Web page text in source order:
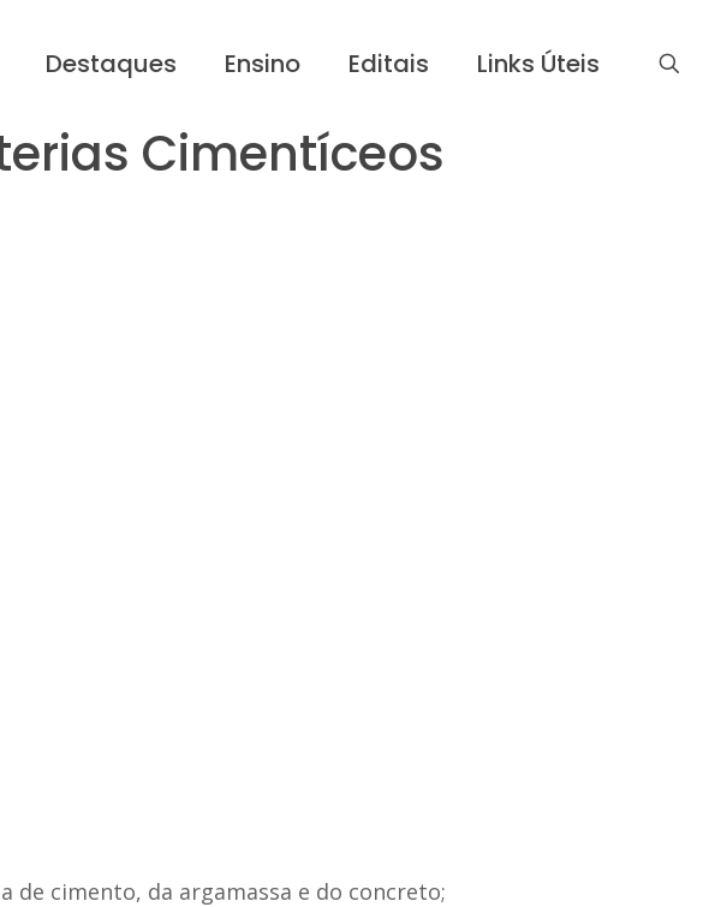
Destaques Ensino Editais Links Úteis
Cimentíceos
de cimento, da argamassa e do concreto;